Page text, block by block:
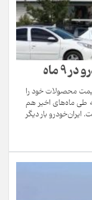
محصولات خود را
طی ماه‌های اخیر هم
بار دیگر